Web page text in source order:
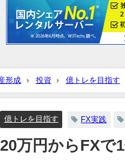
形成 投資 億トレを目指す
億トレを目指す FX実践
20万円からFXで